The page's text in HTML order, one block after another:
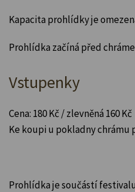
Kapacita prohlídky je
Prohlídka začíná před
Vstupenky
Cena: 180 Kč / zlevněná 160 Kč
Ke koupi u pokladny
Prohlídka je součástí festivalu